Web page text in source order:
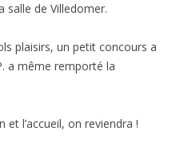
salle de Villedomer.
plaisirs, un petit concours a
a même remporté la
et l’accueil, on reviendra !